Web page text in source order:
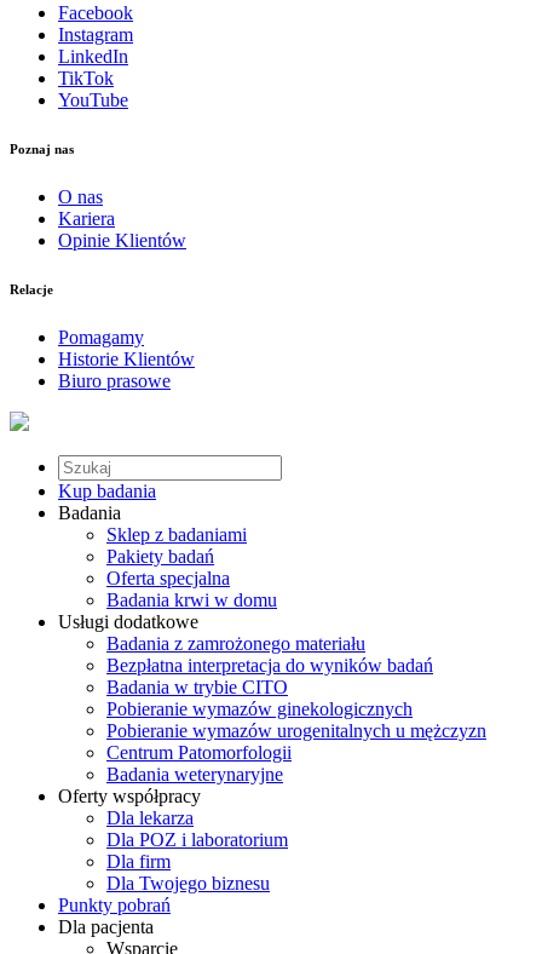
Facebook
Instagram
LinkedIn
TikTok
YouTube
Poznaj nas
O nas
Kariera
Opinie Klientów
Relacje
Pomagamy
Historie Klientów
Biuro prasowe
Kup badania
Badania
Sklep z badaniami
Pakiety badań
Oferta specjalna
Badania krwi w domu
Usługi dodatkowe
Badania z zamrożonego materiału
Bezpłatna interpretacja do wyników badań
Badania w trybie CITO
Pobieranie wymazów ginekologicznych
Pobieranie wymazów urogenitalnych u mężczyzn
Centrum Patomorfologii
Badania weterynaryjne
Oferty współpracy
Dla lekarza
Dla POZ i laboratorium
Dla firm
Dla Twojego biznesu
Punkty pobrań
Dla pacjenta
Wsparcie